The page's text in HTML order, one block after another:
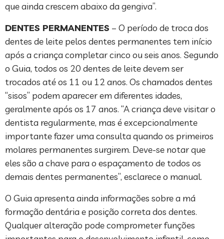
que ainda crescem abaixo da gengiva”.
DENTES PERMANENTES – O período de troca dos
dentes de leite pelos dentes permanentes tem início
após a criança completar cinco ou seis anos. Segundo
o Guia, todos os 20 dentes de leite devem ser
trocados até os 11 ou 12 anos. Os chamados dentes
“sisos” podem aparecer em diferentes idades,
geralmente após os 17 anos. “A criança deve visitar o
dentista regularmente, mas é excepcionalmente
importante fazer uma consulta quando os primeiros
molares permanentes surgirem. Deve-se notar que
eles são a chave para o espaçamento de todos os
demais dentes permanentes”, esclarece o manual.
O Guia apresenta ainda informações sobre a má
formação dentária e posição correta dos dentes.
Qualquer alteração pode comprometer funções